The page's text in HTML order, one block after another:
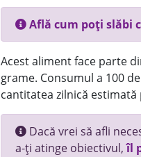
Află cum poți slăbi
Acest aliment face parte
grame. Consumul a 100
cantitatea zilnică estimată
Dacă vrei să afli
a-ți atinge obiectivul,îl